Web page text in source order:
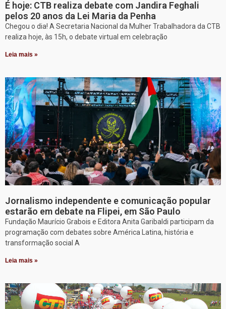
É hoje: CTB realiza debate com Jandira Feghali
pelos 20 anos da Lei Maria da Penha
Chegou o dia! A Secretaria Nacional da Mulher Trabalhadora da CTB
realiza hoje, às 15h, o debate virtual em celebração
Leia mais »
Jornalismo independente e comunicação popular
estarão em debate na Flipei, em São Paulo
Fundação Maurício Grabois e Editora Anita Garibaldi participam da
programação com debates sobre América Latina, história e
transformação social A
Leia mais »